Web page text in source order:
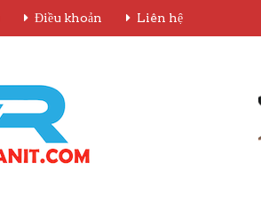
Điều khoản Liên hệ